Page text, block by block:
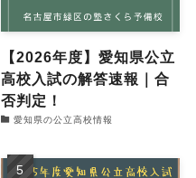
【2026年度】愛知県公立
高校入試の解答速報｜合
否判定！
愛知県の公立高校情報